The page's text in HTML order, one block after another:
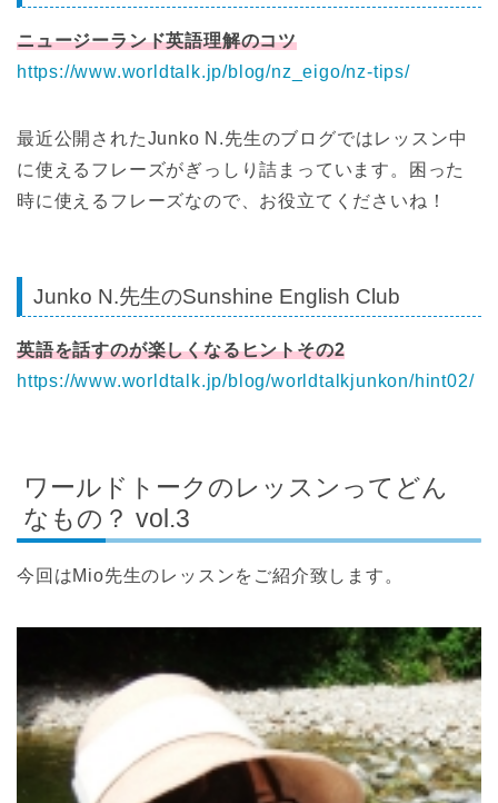
ニュージーランド英語理解のコツ
https://www.worldtalk.jp/blog/nz_eigo/nz-tips/
最近公開されたJunko N.先生のブログではレッスン中
に使えるフレーズがぎっしり詰まっています。困った
時に使えるフレーズなので、お役立てくださいね！
Junko N.先生のSunshine English Club
英語を話すのが楽しくなるヒントその2
https://www.worldtalk.jp/blog/worldtalkjunkon/hint02/
ワールドトークのレッスンってどん
なもの？ vol.3
今回はMio先生のレッスンをご紹介致します。